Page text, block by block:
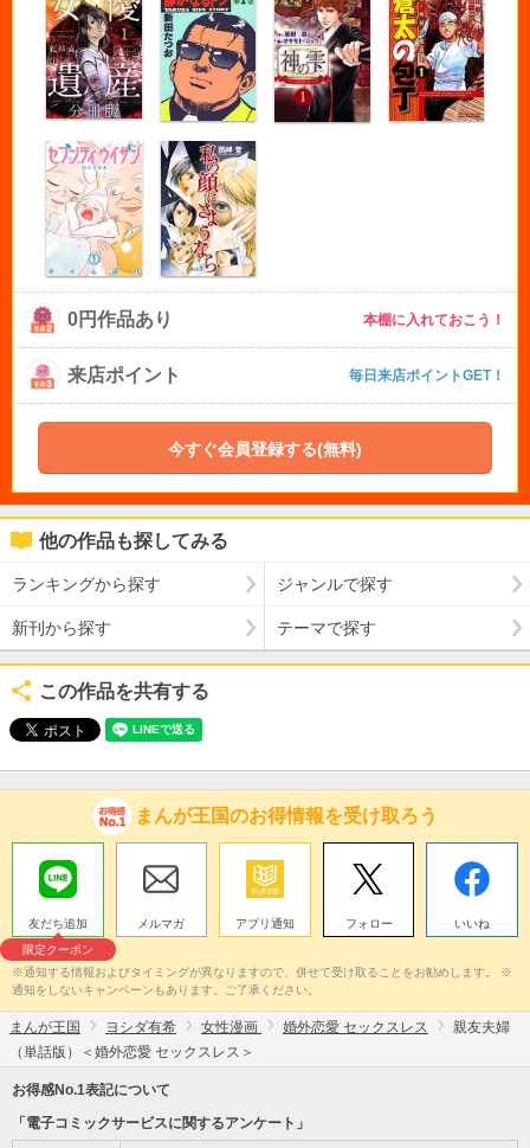
0円作品あり 本棚に入れておこう！
来店ポイント 毎日来店ポイントGET！
今すぐ会員登録する(無料)
他の作品も探してみる
ランキングから探す ジャンルで探す
新刊から探す テーマで探す
この作品を共有する
まんが王国のお得情報を受け取ろう
友だち追加
限定クーポン
メルマガ アプリ通知 フォロー いいね
※通知する情報およびタイミングが異なりますので、併せて受け取ることをお勧めします。 ※
通知をしないキャンペーンもあります。ご了承ください。
まんが王国 ヨシダ有希 女性漫画 婚外恋愛 セックスレス
親友夫婦
（単話版）＜婚外恋愛 セックスレス＞
お得感No.1表記について
「電子コミックサービスに関するアンケート」